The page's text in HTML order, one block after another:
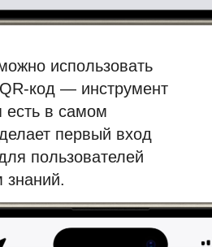
использовать
код — инструмент
есть в самом
первый вход
пользователей
знаний.